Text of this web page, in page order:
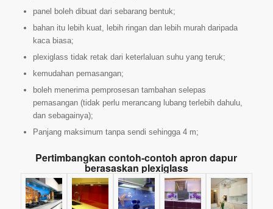
panel boleh dibuat dari sebarang bentuk;
bahan itu lebih kuat, lebih ringan dan lebih murah daripada
kaca biasa;
plexiglass tidak retak dari keterlaluan suhu yang teruk;
kemudahan pemasangan;
boleh menerima pemprosesan tambahan selepas
pemasangan (tidak perlu merancang lubang terlebih dahulu,
dan sebagainya);
Panjang maksimum tanpa sendi sehingga 4 m;
Pertimbangkan contoh-contoh apron dapur
berasaskan plexiglass